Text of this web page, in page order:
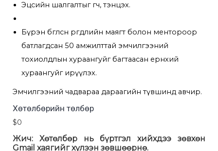
Эцсийн шалгалтыг өгч, тэнцэх.
Бүрэн бөглөсөн өргөдлийн маягт болон ментороор
батлагдсан 50 амжилттай эмчилгээний
тохиолдлын хураангуйг багтаасан ерөнхий
хураангуйг ирүүлэх.
Эмчилгээний чадвараа дараагийн түвшинд авчир.
Хөтөлбөрийн төлбөр
$0
Жич: Хөтөлбөр нь бүртгэл хийхдээ зөвхөн
Gmail хаягийг хүлээн зөвшөөрнө.